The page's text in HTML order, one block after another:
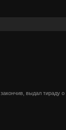
выдал тираду